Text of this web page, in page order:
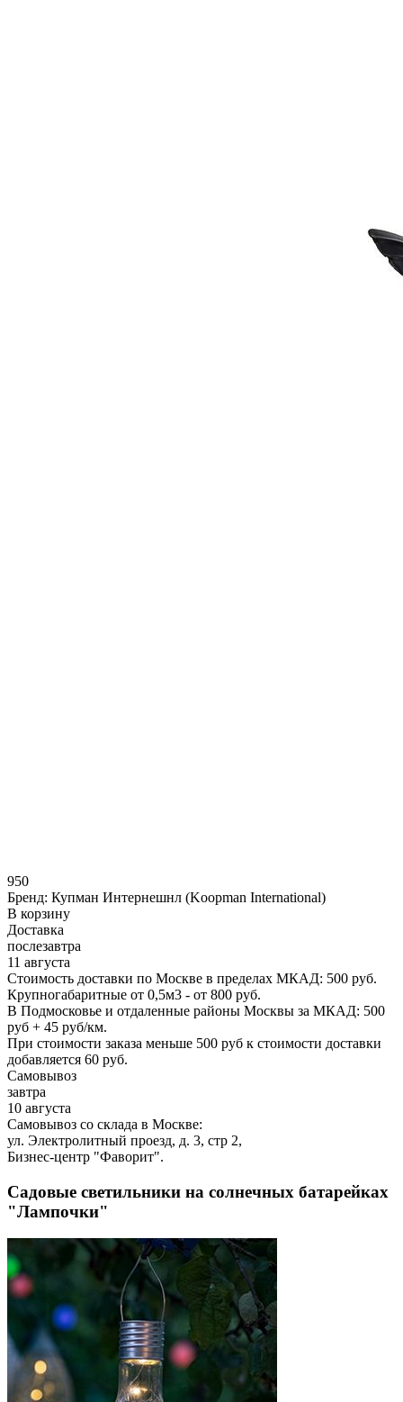
950
Бренд: Купман Интернешнл (Koopman International)
В корзину
Доставка
послезавтра
11 августа
Стоимость доставки по Москве в пределах МКАД: 500 руб.
Крупногабаритные от 0,5м3 - от 800 руб.
В Подмосковье и отдаленные районы Москвы за МКАД: 500
руб + 45 руб/км.
При стоимости заказа меньше 500 руб к стоимости доставки
добавляется 60 руб.
Самовывоз
завтра
10 августа
Самовывоз со склада в Москве:
ул. Электролитный проезд, д. 3, стр 2,
Бизнес-центр "Фаворит".
Садовые светильники на солнечных батарейках
"Лампочки"